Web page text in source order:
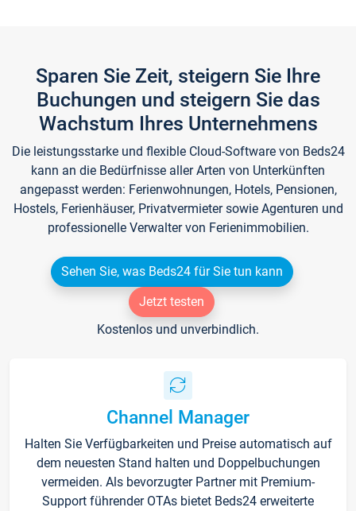
Sparen Sie Zeit, steigern Sie Ihre
Buchungen und steigern Sie das
Wachstum Ihres Unternehmens
Die leistungsstarke und flexible Cloud-Software von Beds24
kann an die Bedürfnisse aller Arten von Unterkünften
angepasst werden: Ferienwohnungen, Hotels, Pensionen,
Hostels, Ferienhäuser, Privatvermieter sowie Agenturen und
professionelle Verwalter von Ferienimmobilien.
Sehen Sie, was Beds24 für Sie tun kann
Jetzt testen
Kostenlos und unverbindlich.
Channel Manager
Halten Sie Verfügbarkeiten und Preise automatisch auf
dem neuesten Stand halten und Doppelbuchungen
vermeiden. Als bevorzugter Partner mit Premium-
Support führender OTAs bietet Beds24 erweiterte